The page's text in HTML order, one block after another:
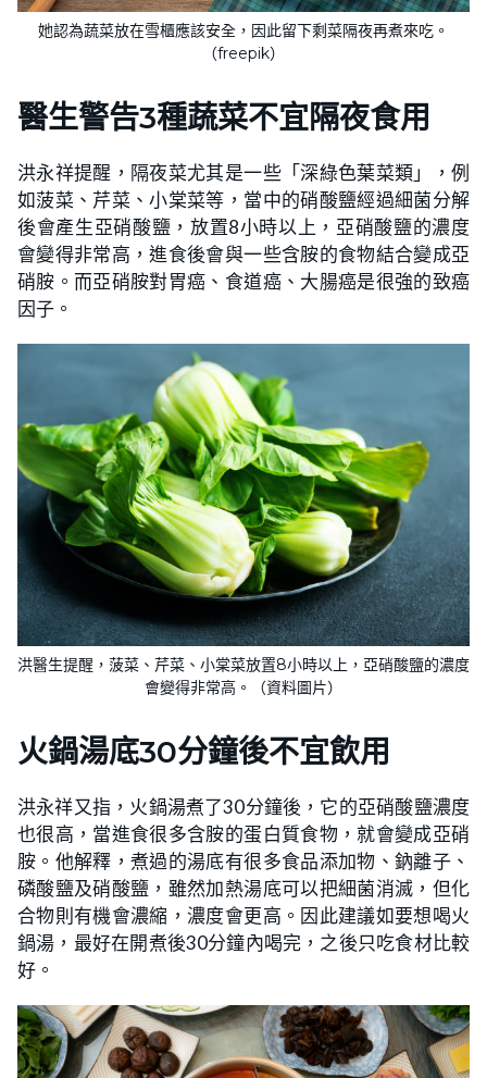
她認為蔬菜放在雪櫃應該安全，因此留下剩菜隔夜再煮來吃。
（freepik）
醫生警告3種蔬菜不宜隔夜食用
洪永祥提醒，隔夜菜尤其是一些「深綠色葉菜類」，例
如菠菜、芹菜、小棠菜等，當中的硝酸鹽經過細菌分解
後會產生亞硝酸鹽，放置8小時以上，亞硝酸鹽的濃度
會變得非常高，進食後會與一些含胺的食物結合變成亞
硝胺。而亞硝胺對胃癌、食道癌、大腸癌是很強的致癌
因子。
洪醫生提醒，菠菜、芹菜、小棠菜放置8小時以上，亞硝酸鹽的濃度
會變得非常高。（資料圖片）
火鍋湯底30分鐘後不宜飲用
洪永祥又指，火鍋湯煮了30分鐘後，它的亞硝酸鹽濃度
也很高，當進食很多含胺的蛋白質食物，就會變成亞硝
胺。他解釋，煮過的湯底有很多食品添加物、鈉離子、
磷酸鹽及硝酸鹽，雖然加熱湯底可以把細菌消滅，但化
合物則有機會濃縮，濃度會更高。因此建議如要想喝火
鍋湯，最好在開煮後30分鐘內喝完，之後只吃食材比較
好。